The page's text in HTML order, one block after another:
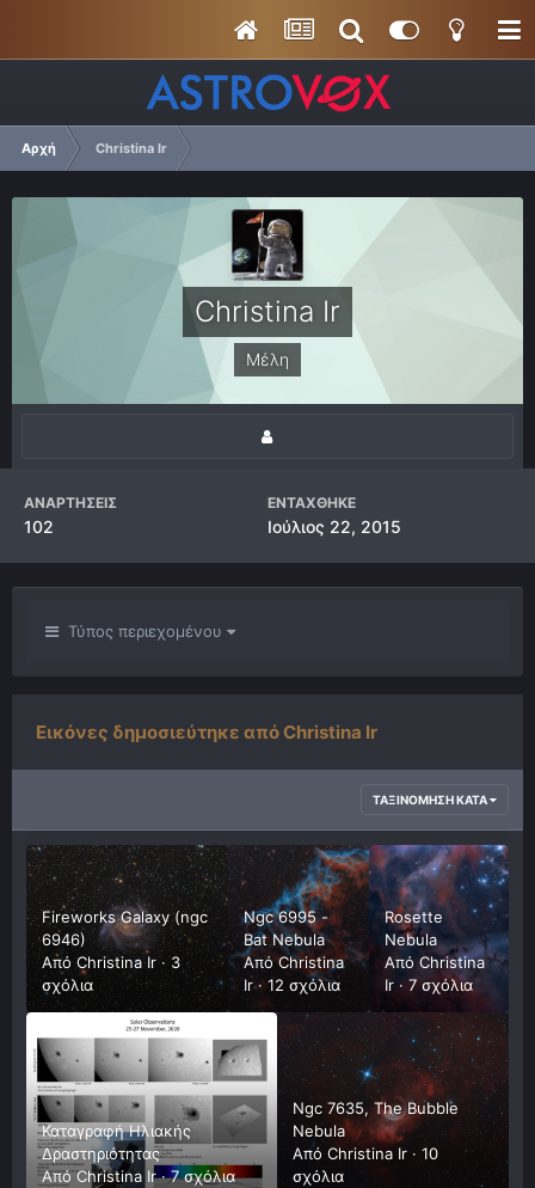
Αρχή Christina Ir
Christina Ir
Μέλη
ΑΝΑΡΤΉΣΕΙΣ
102
ΕΝΤΆΧΘΗΚΕ
Ιούλιος 22, 2015
Τύπος περιεχομένου
Εικόνες δημοσιεύτηκε από Christina Ir
ΤΑΞΙΝΌΜΗΣΗ ΚΑΤΆ
Fireworks Galaxy (ngc
6946)
ΑπόChristina Ir·3
σχόλια
Ngc 6995 -
Bat Nebula
ΑπόChristina
Ir·12 σχόλια
Rosette
Nebula
ΑπόChristina
Ir ·7 σχόλια
Καταγραφή Ηλιακής
Δραστηριότητας
ΑπόChristina Ir·7 σχόλια
Ngc 7635, The Bubble
Nebula
ΑπόChristina Ir ·10
σχόλια